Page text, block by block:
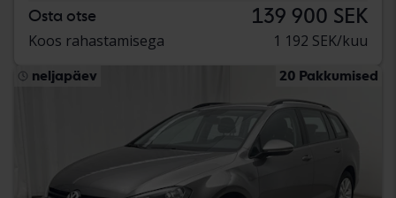
Osta otse 139 900 SEK
Koos rahastamisega 1 192 SEK/kuu
neljapäev 20 Pakkumised